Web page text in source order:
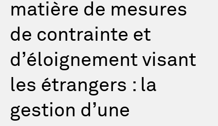
matière de mesures
de contrainte et
d’éloignement visant
les étrangers : la
gestion d’une